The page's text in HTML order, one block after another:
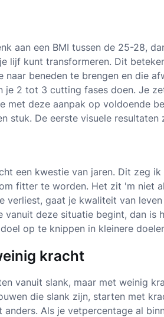
aan een BMI tussen de 25-28,
lijf kunt transformeren. Dit
beneden te brengen en die
je 2 tot 3 cutting fases doen. Je
met deze aanpak op voldoende
stuk. De eerste visuele resultaten
een kwestie van jaren. Dit zeg
fitter te worden. Het zit 'm niet
verliest, gaat je kwaliteit van
vanuit deze situatie begint, dan is
op te knippen in kleinere
kracht
vanuit slank, maar met weinig
die slank zijn, starten met
Als je vetpercentage al